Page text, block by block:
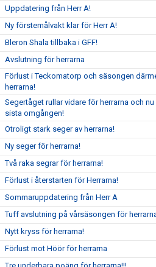
Uppdatering från Herr A!
Ny förstemålvakt klar för Herr A!
Bleron Shala tillbaka i GFF!
Avslutning för herrarna
Förlust i Teckomatorp och säsongen
herrarna!
Segertåget rullar vidare för herrarna och
sista omgången!
Otroligt stark seger av herrarna!
Ny seger för herrarna!
Två raka segrar för herrarna!
Förlust i återstarten för Herrarna!
Sommaruppdatering från Herr A
Tuff avslutning på vårsäsongen för
Nytt kryss för herrarna!
Förlust mot Höör för herrarna